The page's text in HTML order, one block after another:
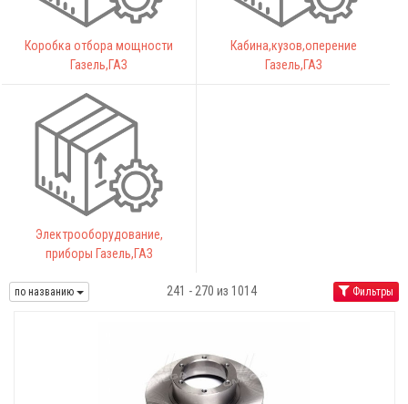
Коробка отбора мощности
Газель,ГАЗ
Кабина,кузов,оперение
Газель,ГАЗ
Электрооборудование,
приборы Газель,ГАЗ
по названию 241 - 270 из 1014 Фильтры